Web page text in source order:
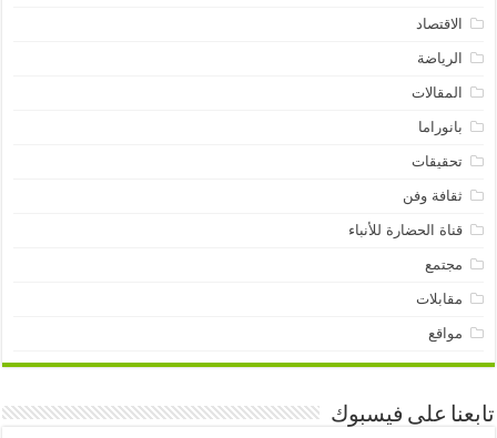
الاقتصاد
الرياضة
المقالات
بانوراما
تحقيقات
ثقافة وفن
قناة الحضارة للأنباء
مجتمع
مقابلات
مواقع
تابعنا على فيسبوك